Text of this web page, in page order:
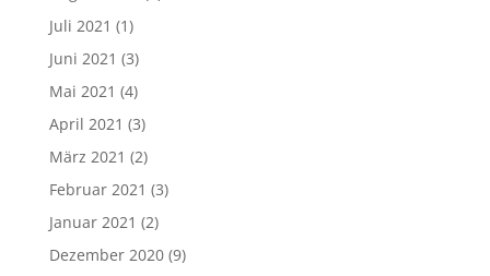
Juli 2021 (1)
Juni 2021 (3)
Mai 2021 (4)
April 2021 (3)
März 2021 (2)
Februar 2021 (3)
Januar 2021 (2)
Dezember 2020(9)